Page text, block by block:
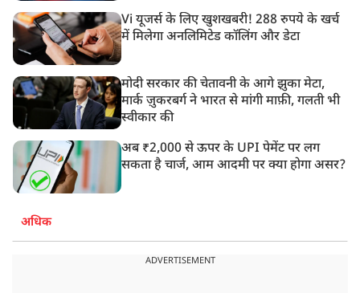
Vi यूजर्स के लिए खुशखबरी! 288 रुपये के खर्च
में मिलेगा अनलिमिटेड कॉलिंग और डेटा
मोदी सरकार की चेतावनी के आगे झुका मेटा,
मार्क ज़ुकरबर्ग ने भारत से मांगी माफ़ी, गलती भी
स्वीकार की
अब ₹2,000 से ऊपर के UPI पेमेंट पर लग
सकता है चार्ज, आम आदमी पर क्या होगा असर?
अधिक
ADVERTISEMENT